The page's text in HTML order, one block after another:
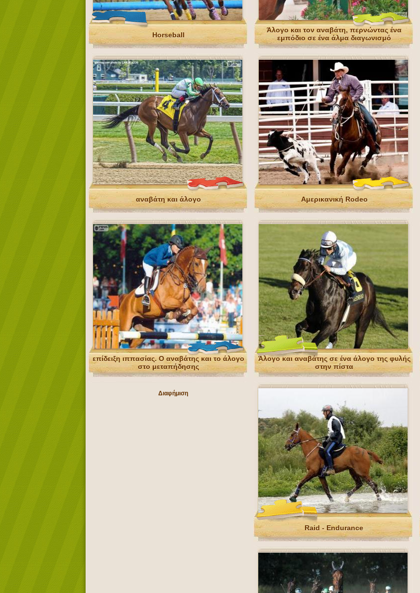
Horseball
Άλογο και τον αναβάτη, περνώντας ένα
εμπόδιο σε ένα άλμα διαγωνισμό
αναβάτη και άλογο Αμερικανική Rodeo
επίδειξη ιππασίας. Ο αναβάτης και το άλογο
στο μεταπήδησης
Άλογο και αναβάτης σε ένα άλογο της φυλής
στην πίστα
Διαφήμιση
Raid - Endurance